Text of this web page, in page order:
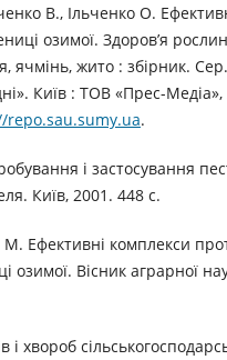
В., Ільченко О.
озимої. Здоров’я
ячмінь, жито : збірник. Сер.
Київ : ТОВ «Прес-
repo.sau.sumy.ua.
і застосування
Київ, 2001. 448 с.
Ефективні комплекси
озимої. Вісник аграрної
і хвороб